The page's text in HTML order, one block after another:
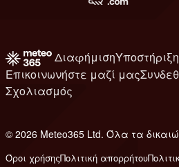
ΔιαφήμισηΥποστήριξη
Επικοινωνήστε μαζί μας
Σχολιασμός
© 2026 Meteo365 Ltd. Όλα τα
Όροι χρήσηςΠολιτική απορρήτου